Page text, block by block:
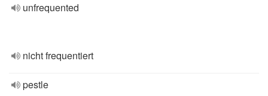
unfrequented
nicht frequentiert
pestle